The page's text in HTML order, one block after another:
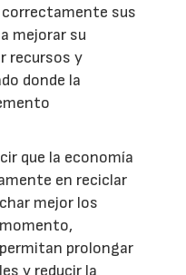
sus
mejorar su
recursos y
donde la
que la economía
en reciclar
mejor los
prolongar
y reducir la